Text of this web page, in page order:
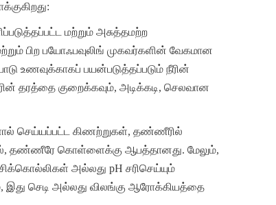
மற்றும் அசுத்தமற்ற
பிற பயோஃபவுலிங் முகவர்களின் வேகமான
உணவுக்காகப் பயன்படுத்தப்படும் நீரின்
தரத்தை குறைக்கவும், அடிக்கடி, செலவான
செய்யப்பட்ட கிணற்றுகள், தண்ணீரில்
தண்ணீரே கொள்ளைக்கு ஆபத்தானது. மேலும்,
அல்லது pH சரிசெய்யும்
செடி அல்லது விலங்கு ஆரோக்கியத்தை